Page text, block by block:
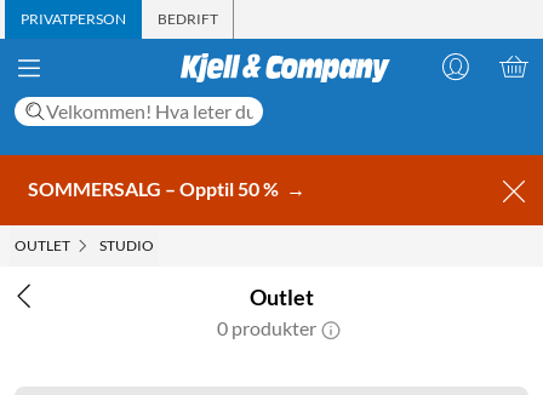
PRIVATPERSON BEDRIFT
SOMMERSALG – Opptil 50 % →
OUTLET STUDIO
Outlet
0 produkter